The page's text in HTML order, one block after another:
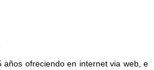
años ofreciendo en internet via web, e